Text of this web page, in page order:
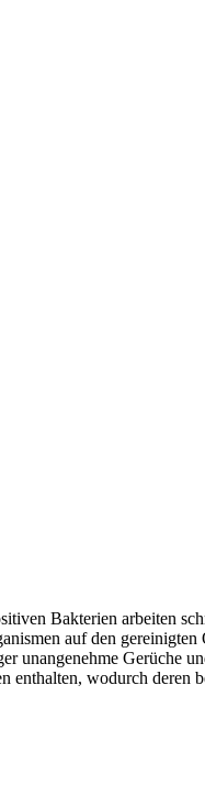
Bakterien arbeiten
auf den
unangenehme Gerüche
wodurch deren